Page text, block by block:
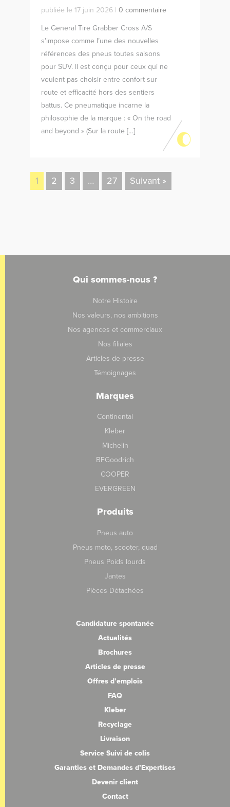
publiée le 17 juin 2026 | 0 commentaire
Le General Tire Grabber Cross A/S
s’impose comme l’une des nouvelles
références des pneus toutes saisons
pour SUV. Il est conçu pour ceux qui ne
veulent pas choisir entre confort sur
route et efficacité hors des sentiers
battus. Ce pneumatique incarne la
philosophie de la marque : « On the road
and beyond » (Sur la route […]
1 2 3 … 27 Suivant »
Qui sommes-nous ?
Notre Histoire
Nos valeurs, nos ambitions
Nos agences et commerciaux
Nos filiales
Articles de presse
Témoignages
Marques
Continental
Kleber
Michelin
BFGoodrich
COOPER
EVERGREEN
Produits
Pneus auto
Pneus moto, scooter, quad
Pneus Poids lourds
Jantes
Pièces Détachées
Candidature spontanée
Actualités
Brochures
Articles de presse
Offres d’emplois
FAQ
Kleber
Recyclage
Livraison
Service Suivi de colis
Garanties et Demandes d’Expertises
Devenir client
Contact